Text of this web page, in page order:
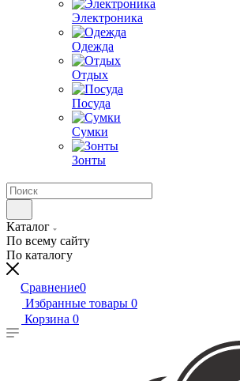
Электроника
Одежда
Отдых
Посуда
Сумки
Зонты
Каталог
По всему сайту
По каталогу
Сравнение0
Избранные товары 0
Корзина 0